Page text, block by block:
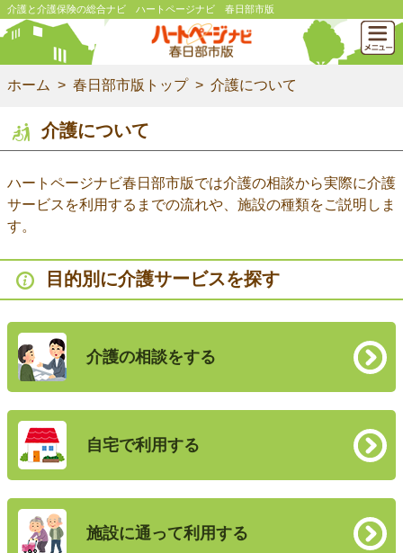
介護と介護保険の総合ナビ ハートページナビ 春日部市版
ホーム 春日部市版トップ 介護について
介護について
ハートページナビ春日部市版では介護の相談から実際に介護
サービスを利用するまでの流れや、施設の種類をご説明しま
す。
目的別に介護サービスを探す
介護の相談をする
自宅で利用する
施設に通って利用する